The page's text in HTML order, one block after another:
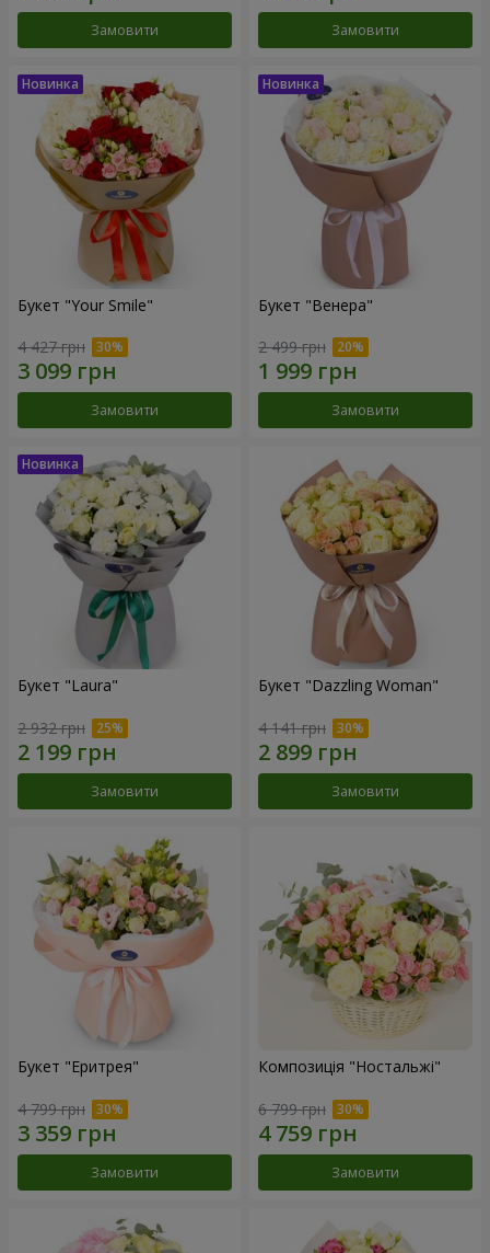
Замовити Замовити
Букет "Your Smile"
4 427 грн
Замовити
Букет "Венера"
2 499 грн
Замовити
Букет "Laura"
2 932 грн
Замовити
Букет "Dazzling Woman"
4 141 грн
Замовити
Букет "Еритрея"
4 799 грн
Замовити
Композиція "Ностальжі"
6 799 грн
Замовити